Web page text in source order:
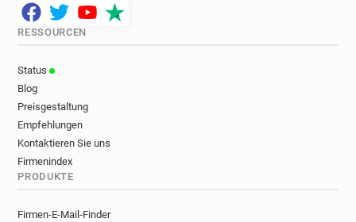
RESSOURCEN
Status
Blog
Preisgestaltung
Empfehlungen
Kontaktieren Sie uns
Firmenindex
PRODUKTE
Firmen-E-Mail-Finder